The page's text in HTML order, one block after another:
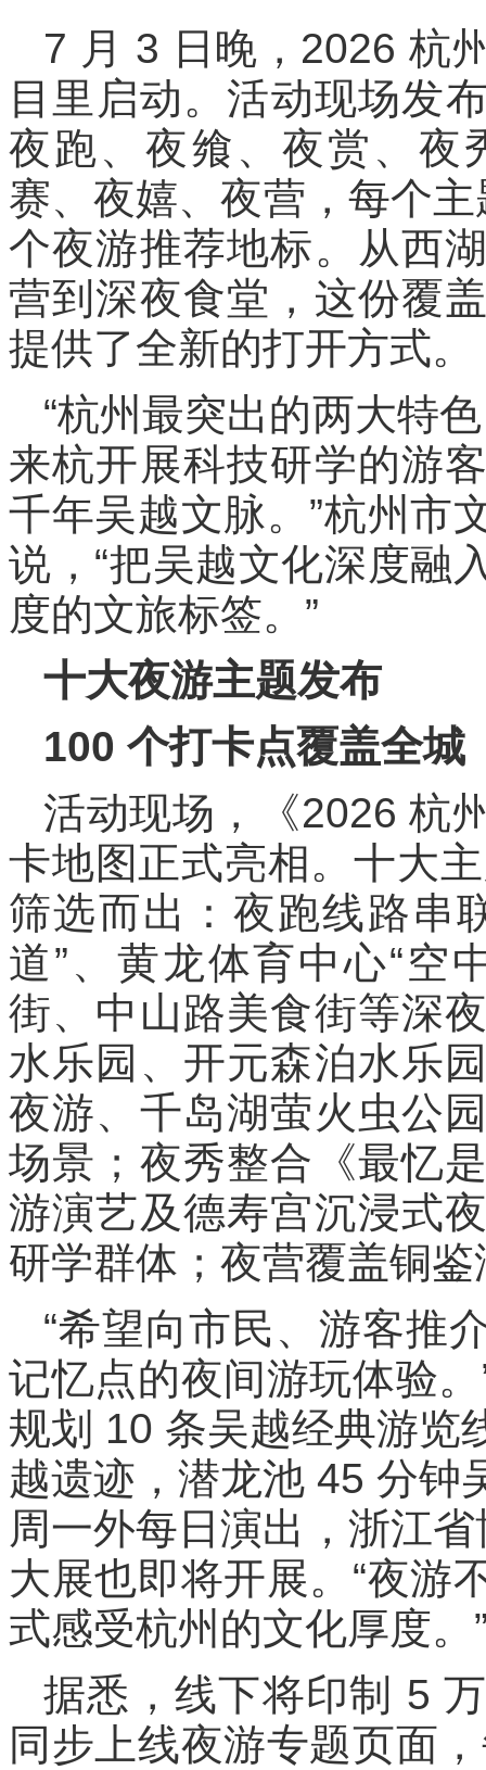
7 月 3 日晚，2026 杭
目里启动。活动现场发
夜跑、夜飨、夜赏、夜
赛、夜嬉、夜营，每个主
个夜游推荐地标。从西
营到深夜食堂，这份覆
提供了全新的打开方式。
“杭州最突出的两大特
来杭开展科技研学的游
千年吴越文脉。”杭州市
说，“把吴越文化深度融
度的文旅标签。”
十大夜游主题发布
100 个打卡点覆盖全城
活动现场，《2026 杭
卡地图正式亮相。十大
筛选而出：夜跑线路串
道”、黄龙体育中心“空
街、中山路美食街等深
水乐园、开元森泊水乐
夜游、千岛湖萤火虫公
场景；夜秀整合《最忆
游演艺及德寿宫沉浸式
研学群体；夜营覆盖铜
“希望向市民、游客推
记忆点的夜间游玩体验
规划 10 条吴越经典游览
越遗迹，潜龙池 45 分钟
周一外每日演出，浙江
大展也即将开展。“夜游
式感受杭州的文化厚度。
据悉，线下将印制 5
同步上线夜游专题页面